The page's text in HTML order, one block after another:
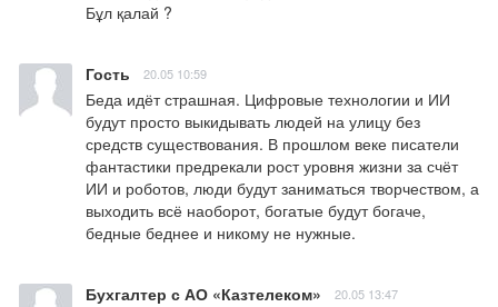
Бұл қалай ?
Гость 20.05 10:59
Беда идёт страшная. Цифровые технологии и ИИ
будут просто выкидывать людей на улицу без
средств существования. В прошлом веке писатели
фантастики предрекали рост уровня жизни за счёт
ИИ и роботов, люди будут заниматься творчеством, а
выходить всё наоборот, богатые будут богаче,
бедные беднее и никому не нужные.
Бухгалтер с АО «Казтелеком» 20.05 13:47